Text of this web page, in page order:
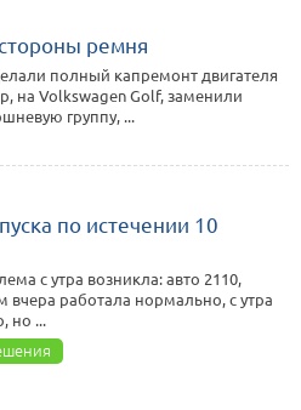
ремня
полный капремонт двигателя
на Volkswagen Golf, заменили
группу, ...
по истечении 10
с утра возникла: авто 2110,
вчера работала нормально, с утра
но ...